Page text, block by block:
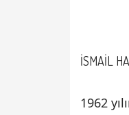
İSMAİL
1962